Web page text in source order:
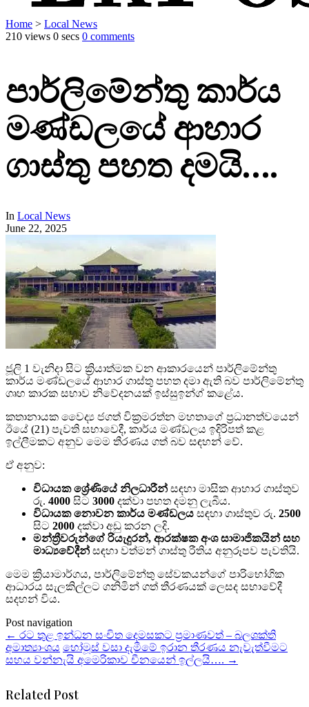
Home > Local News
210 views 0 secs 0 comments
පාර්ලිමේන්තු කාර්ය
මණ්ඩලයේ ආහාර
ගාස්තු පහත දමයි….
In Local News
June 22, 2025
ජූලි 1 වැනිදා සිට ක්‍රියාත්මක වන ආකාරයෙන් පාර්ලිමේන්තු
කාර්ය මණ්ඩලයේ ආහාර ගාස්තු පහත දමා ඇති බව පාර්ලිමේන්තු
ගෘහ කාරක සභාව නිවේදනයක් ඉස්සුඉන්ග් කළේය.
කතානායක වෛද්‍ය ජගත් වික්‍රමරත්න මහතාගේ ප්‍රධානත්වයෙන්
ඊයේ (21) පැවති සභාවෙදී, කාර්ය මණ්ඩලය ඉදිරිපත් කළ
ඉල්ලීමකට අනුව මෙම තීරණය ගත් බව සඳහන් වේ.
ඒ අනුව:
විධායක ශ්‍රේණියේ නිලධාරීන් සඳහා මාසික ආහාර ගාස්තුව
රු. 4000 සිට 3000 දක්වා පහත දමනු ලැබීය.
විධායක නොවන කාර්ය මණ්ඩලය සඳහා ගාස්තුව රු. 2500
සිට 2000 දක්වා අඩු කරන ලදි.
මන්ත්‍රීවරුන්ගේ රියැදුරන්, ආරක්ෂක අංශ සාමාජිකයින් සහ
මාධ්‍යවේදීන් සඳහා වත්මන් ගාස්තු රීතිය අනුරූපව පැවතියි.
මෙම ක්‍රියාමාර්ගය, පාර්ලිමේන්තු සේවකයන්ගේ පාරිභෝගික
ආධාරය සැලකිල්ලට ගනිමින් ගත් තීරණයක් ලෙසද සභාවේදී
සදහන් විය.
Post navigation
← රට තුළ ඉන්ධන සංචිත දෙමසකට ප්‍රමාණවත් – බලශක්ති
අමාත්‍යාංශය හෝමූස් වසා දැමීමේ ඉරාන තීරණය නැවැත්වීමට
සහය වන්නැයි අමෙරිකාව චීනයෙන් ඉල්ලයි…. →
Related Post